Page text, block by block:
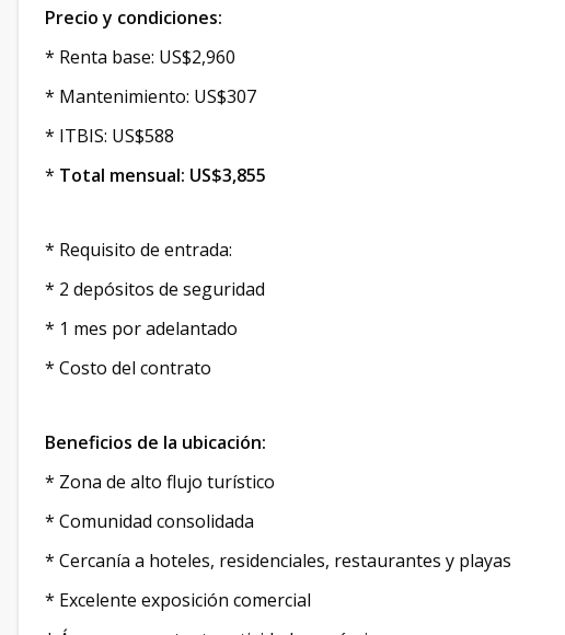
Precio y condiciones:
* Renta base: US$2,960
* Mantenimiento: US$307
* ITBIS: US$588
* Total mensual: US$3,855
* Requisito de entrada:
* 2 depósitos de seguridad
* 1 mes por adelantado
* Costo del contrato
Beneficios de la ubicación:
* Zona de alto flujo turístico
* Comunidad consolidada
* Cercanía a hoteles, residenciales, restaurantes y playas
* Excelente exposición comercial